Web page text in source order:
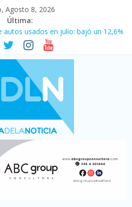
Agosto 8, 2026
Última:
autos usados en julio: bajó un 12,6%
de Coudet en el Monumental
más alto en dos décadas y ya
Santa Fe
41.000 kioscos: el sector
más movimiento y consumo
viajaron por el país, un 5,9%